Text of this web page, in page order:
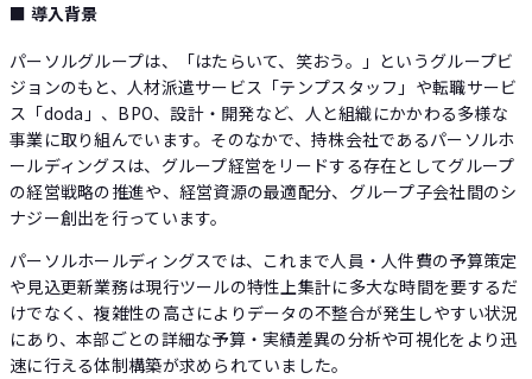
■ 導入背景
パーソルグループは、「はたらいて、笑おう。」というグループビ
ジョンのもと、人材派遣サービス「テンプスタッフ」や転職サービ
ス「doda」、BPO、設計・開発など、人と組織にかかわる多様な
事業に取り組んでいます。そのなかで、持株会社であるパーソルホ
ールディングスは、グループ経営をリードする存在としてグループ
の経営戦略の推進や、経営資源の最適配分、グループ子会社間のシ
ナジー創出を行っています。
パーソルホールディングスでは、これまで人員・人件費の予算策定
や見込更新業務は現行ツールの特性上集計に多大な時間を要するだ
けでなく、複雑性の高さによりデータの不整合が発生しやすい状況
にあり、本部ごとの詳細な予算・実績差異の分析や可視化をより迅
速に行える体制構築が求められていました。